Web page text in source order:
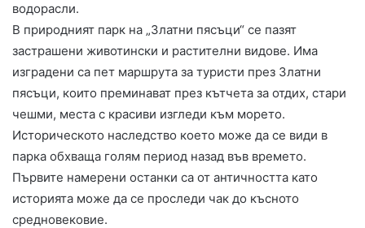
водорасли.
В природният парк на „Златни пясъци“ се пазят
застрашени животински и растителни видове. Има
изградени са пет маршрута за туристи през Златни
пясъци, които преминават през кътчета за отдих, стари
чешми, места с красиви изгледи към морето.
Историческото наследство което може да се види в
парка обхваща голям период назад във времето.
Първите намерени останки са от античността като
историята може да се проследи чак до късното
средновековие.